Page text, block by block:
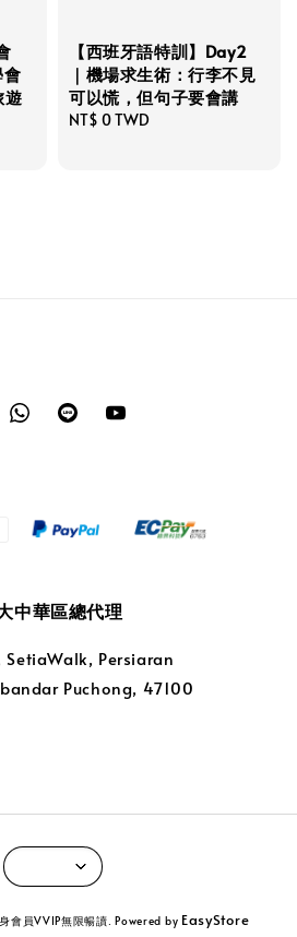
遊
【西班牙語特訓】Day2
｜機場求生術：行李不見
可以慌，但句子要會講
Regular
NT$ 0 TWD
中華區總代理
SetiaWalk, Persiaran
Puchong, 47100
會員VVIP無限暢讀. Powered by EasyStore